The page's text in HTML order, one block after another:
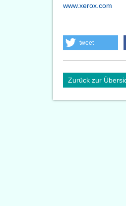
www.xerox.com
tweet
Zurück zur